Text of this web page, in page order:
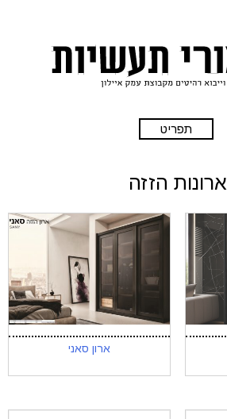
תפריט
ארונות הזזה
ארון סאני